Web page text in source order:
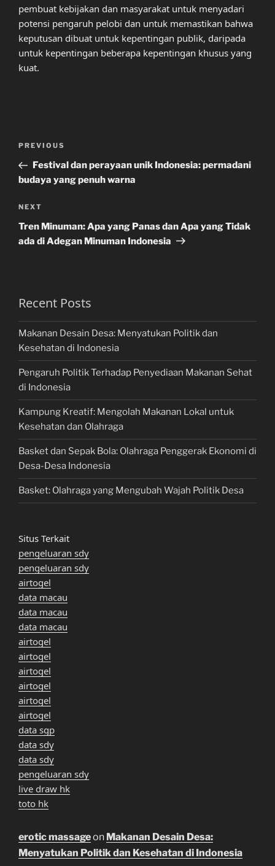
pembuat kebijakan dan masyarakat untuk menyadari
potensi pengaruh pelobi dan untuk memastikan bahwa
keputusan dibuat untuk kepentingan publik, daripada
untuk kepentingan beberapa kepentingan khusus yang
kuat.
Previous
Post
PREVIOUS
Festival dan perayaan unik Indonesia: permadani
budaya yang penuh warna
Next
Post
NEXT
Tren Minuman: Apa yang Panas dan Apa yang Tidak
ada di Adegan Minuman Indonesia
Recent Posts
Makanan Desain Desa: Menyatukan Politik dan
Kesehatan di Indonesia
Pengaruh Politik Terhadap Penyediaan Makanan Sehat
di Indonesia
Kampung Kreatif: Mengolah Makanan Lokal untuk
Kesehatan dan Olahraga
Basket dan Sepak Bola: Olahraga Penggerak Ekonomi di
Desa-Desa Indonesia
Basket: Olahraga yang Mengubah Wajah Politik Desa
Situs Terkait
pengeluaran sdy
pengeluaran sdy
airtogel
data macau
data macau
data macau
airtogel
airtogel
airtogel
airtogel
airtogel
airtogel
data sgp
data sdy
data sdy
pengeluaran sdy
live draw hk
toto hk
erotic massageon Makanan Desain Desa:
Menyatukan Politik dan Kesehatan di Indonesia